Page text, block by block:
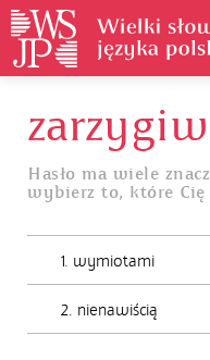
Hasło ma wiele
wybierz to, które
1. wymiotami
2. nienawiścią